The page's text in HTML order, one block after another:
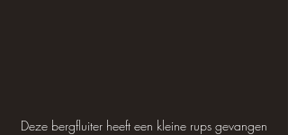
Deze bergfluiter heeft een kleine rups gevangen